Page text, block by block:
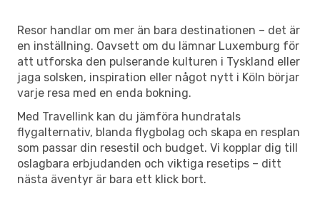
Resor handlar om mer än bara destinationen – det är
en inställning. Oavsett om du lämnar Luxemburg för
att utforska den pulserande kulturen i Tyskland eller
jaga solsken, inspiration eller något nytt i Köln börjar
varje resa med en enda bokning.
Med Travellink kan du jämföra hundratals
flygalternativ, blanda flygbolag och skapa en resplan
som passar din resestil och budget. Vi kopplar dig till
oslagbara erbjudanden och viktiga resetips – ditt
nästa äventyr är bara ett klick bort.